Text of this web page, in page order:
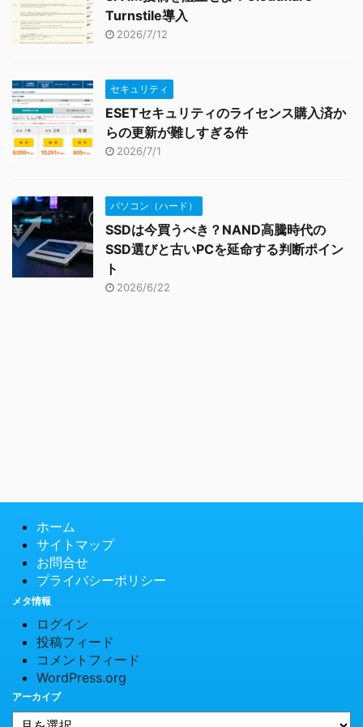
Turnstile導入
2026/7/12
セキュリティ
ESETセキュリティのライセンス購入済か
らの更新が難しすぎる件
2026/7/1
パソコン（ハード）
SSDは今買うべき？NAND高騰時代の
SSD選びと古いPCを延命する判断ポイン
ト
2026/6/22
ホーム
サイトマップ
お問合せ
プライバシーポリシー
メタ情報
ログイン
投稿フィード
コメントフィード
WordPress.org
アーカイブ